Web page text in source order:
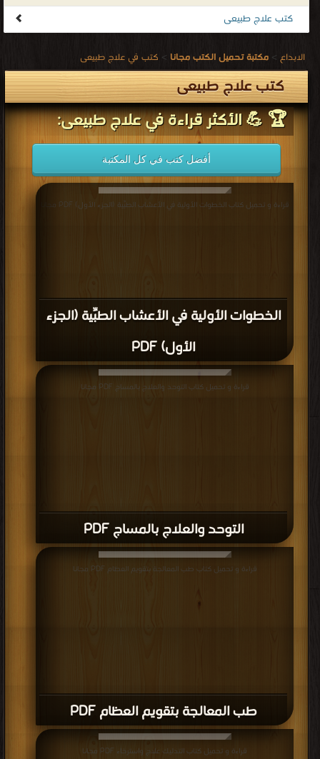
.
كتب علاج طبيعى
الابداع > مكتبة تحميل الكتب مجانا > كتب في علاج طبيعى
كتب علاج طبيعى
🏆 💪 الأكثر قراءة في علاج طبيعى:
أفضل كتب في كل المكتبة
الخطوات الأولية في الأعشاب الطبِّية (الجزء
الأول) PDF
قراءة و تحميل كتاب الخطوات الأولية في الأعشاب الطبِّية (الجزء الأول) PDF مجانا
التوحد والعلاج بالمساج PDF
قراءة و تحميل كتاب التوحد والعلاج بالمساج PDF مجانا
طب المعالجة بتقويم العظام PDF
قراءة و تحميل كتاب طب المعالجة بتقويم العظام PDF مجانا
قراءة و تحميل كتاب التدليك علاج واسترخاء PDF مجانا